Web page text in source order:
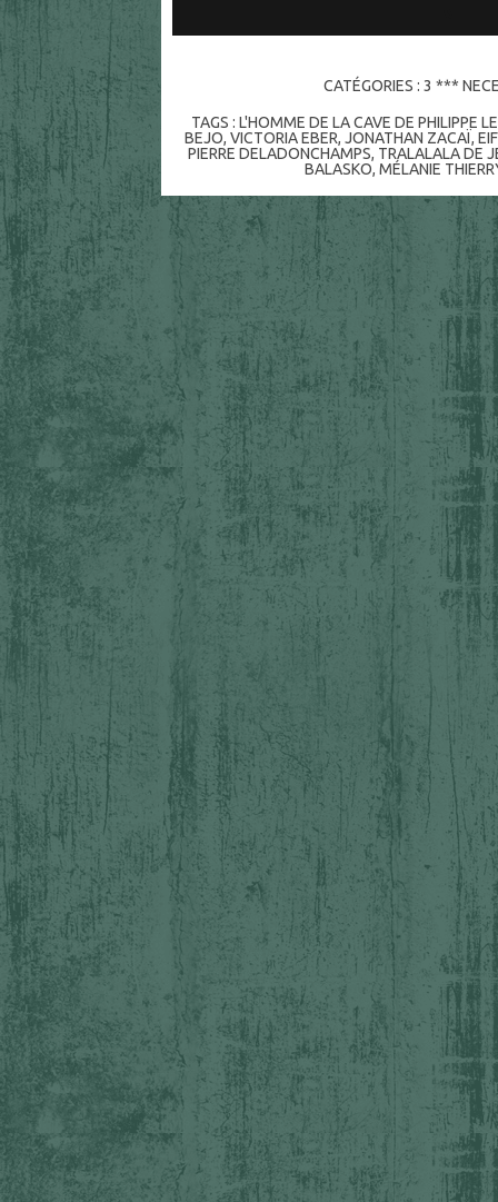
CATÉGORIES : 3 ***
TAGS : L'HOMME DE LA CAVE DE PHILIPPE
BEJO, VICTORIA EBER, JONATHAN ZACAÏ,
PIERRE DELADONCHAMPS, TRALALALA DE
BALASKO,MÉLANIE